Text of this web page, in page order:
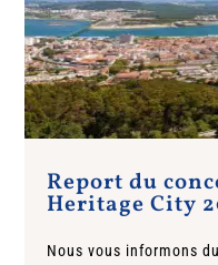
Report du
Heritage City
Nous vous informons